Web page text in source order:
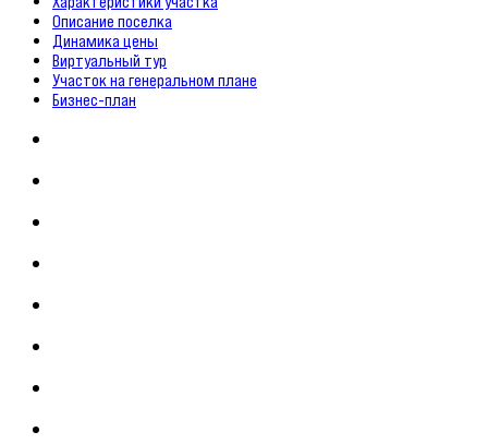
Описание поселка
Динамика цены
Виртуальный тур
Участок на генеральном плане
Бизнес-план